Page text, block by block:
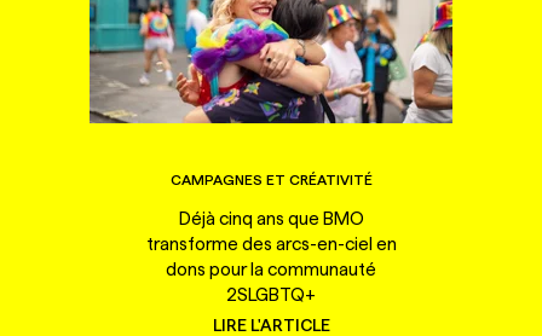
CAMPAGNES ET CRÉATIVITÉ
Déjà cinq ans que BMO
transforme des arcs-en-ciel en
dons pour la communauté
2SLGBTQ+
LIRE L'ARTICLE